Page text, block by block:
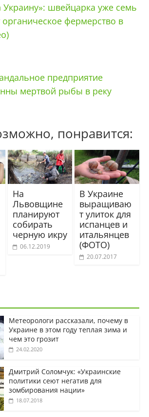
швейцарка уже семь
органическое фермерство в
предприятие
мертвой рыбы в реку
понравится:
На
Львовщине
планируют
собирать
черную икру
06.12.2019
В Украине
выращиваю
т улиток для
испанцев и
итальянцев
(ФОТО)
20.07.2017
Метеорологи рассказали, почему в
Украине в этом году теплая зима и
чем это грозит
24.02.2020
Дмитрий Соломчук: «Украинские
политики сеют негатив для
зомбирования нации»
18.07.2018